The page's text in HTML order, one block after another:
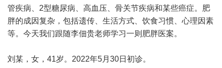
管疾病、2型糖尿病、高血压、骨关节疾病和某些癌症。肥
胖的成因复杂，包括遗传、生活方式、饮食习惯、心理因素
等。今天我们跟随李佃贵老师学习一则肥胖医案。
刘某，女，41岁。2022年5月30日初诊。